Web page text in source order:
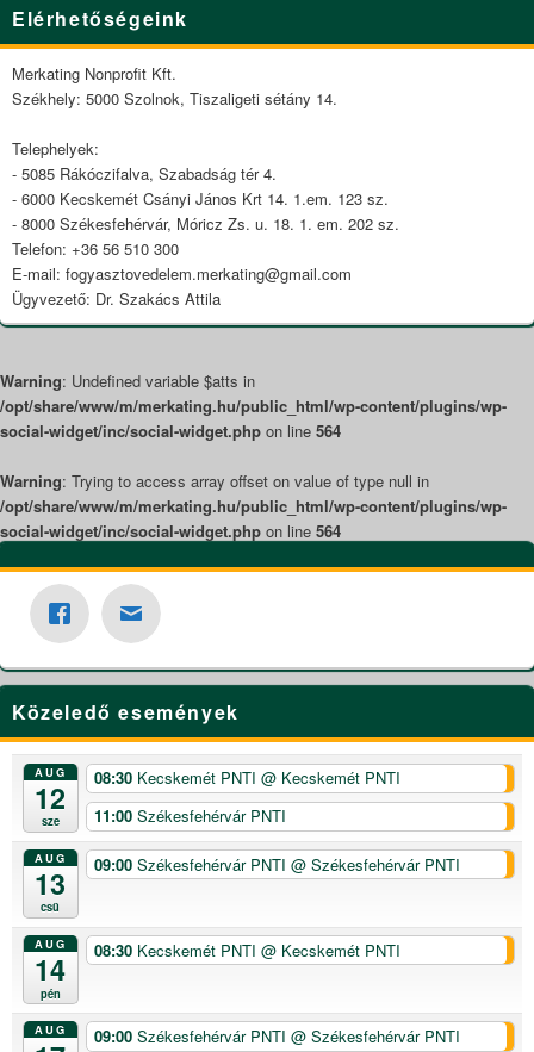
Sidebar
Widget
Area
Elérhetőségeink
Merkating Nonprofit Kft.
Székhely: 5000 Szolnok, Tiszaligeti sétány 14.
Telephelyek:
- 5085 Rákóczifalva, Szabadság tér 4.
- 6000 Kecskemét Csányi János Krt 14. 1.em. 123 sz.
- 8000 Székesfehérvár, Móricz Zs. u. 18. 1. em. 202 sz.
Telefon: +36 56 510 300
E-mail: fogyasztovedelem.merkating@gmail.com
Ügyvezető: Dr. Szakács Attila
Warning: Undefined variable $atts in
/opt/share/www/m/merkating.hu/public_html/wp-content/plugins/wp-
social-widget/inc/social-widget.php on line 564
Warning: Trying to access array offset on value of type null in
/opt/share/www/m/merkating.hu/public_html/wp-content/plugins/wp-
social-widget/inc/social-widget.php on line 564
Közeledő események
AUG
12
sze
08:30 Kecskemét PNTI @ Kecskemét PNTI
11:00 Székesfehérvár PNTI
AUG
13
csü
09:00 Székesfehérvár PNTI @ Székesfehérvár PNTI
AUG
14
pén
08:30 Kecskemét PNTI @ Kecskemét PNTI
AUG 09:00 Székesfehérvár PNTI @ Székesfehérvár PNTI